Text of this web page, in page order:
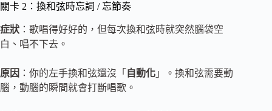
關卡 2：換和弦時忘詞 / 忘節奏
症狀 ：歌唱得好好的，但每次換和弦時就突然腦袋空
白、唱不下去。
原因 ：你的左手換和弦還沒「 自動化 」。換和弦需要動
腦，動腦的瞬間就會打斷唱歌。